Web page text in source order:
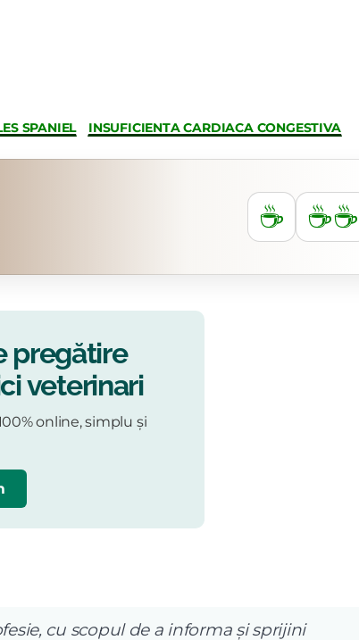
SPANIEL INSUFICIENTA CARDIACA CONGESTIVA
☕ ☕☕
pregătire
veterinari
online, simplu și
cu scopul de a informa și sprijini